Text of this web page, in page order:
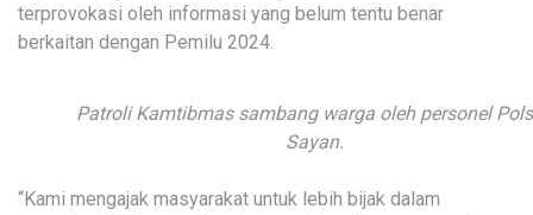
terprovokasi oleh informasi yang belum tentu benar
berkaitan dengan Pemilu 2024.
Patroli Kamtibmas sambang warga oleh personel
Sayan.
“Kami mengajak masyarakat untuk lebih bijak dalam